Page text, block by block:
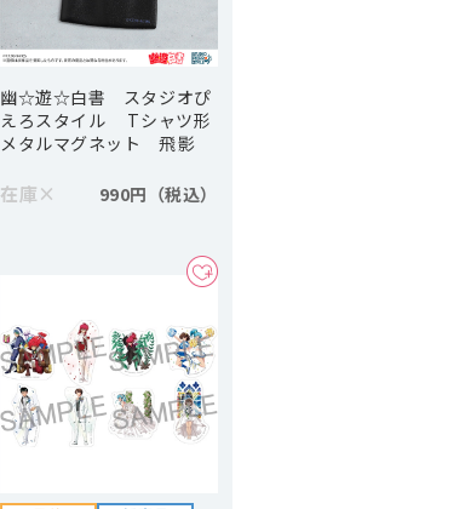
幽☆遊☆白書 スタジオぴ
えろスタイル Tシャツ形
メタルマグネット 飛影
在庫× 990円